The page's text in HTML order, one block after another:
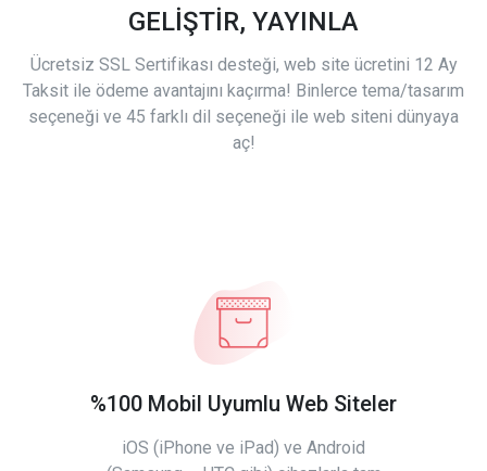
GELİŞTİR, YAYINLA
Ücretsiz SSL Sertifikası desteği, web site ücretini 12 Ay
Taksit ile ödeme avantajını kaçırma! Binlerce tema/tasarım
seçeneği ve 45 farklı dil seçeneği ile web siteni dünyaya
aç!
%100 Mobil Uyumlu Web Siteler
iOS (iPhone ve iPad) ve Android